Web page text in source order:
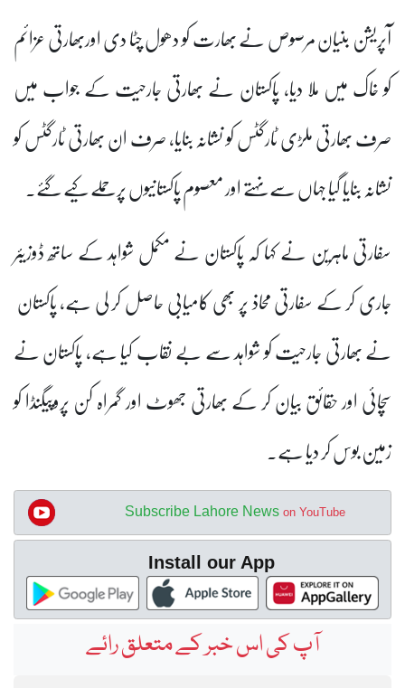
آپریشن بنیان مرصوص نے بھارت کو دھول چٹا دی اوربھارتی عزائم
کو خاک میں ملا دیا، پاکستان نے بھارتی جارحیت کے جواب میں
صرف بھارتی ملڑی ٹارگٹس کو نشانہ بنایا، صرف ان بھارتی ٹارگٹس کو
نشانہ بنایا گیا جہاں سے نہتے اور معصوم پاکستانیوں پرحملے کیے گئے۔
سفارتی ماہرین نے کہا کہ پاکستان نے مکمل شواہد کے ساتھ ڈوزیئر
جاری کر کے سفارتی محاذ پر بھی کامیابی حاصل کر لی ہے، پاکستان
نے بھارتی جارحیت کو شواہد سے بے نقاب کیا ہے، پاکستان نے
سچائی اور حقائق بیان کر کے بھارتی جھوٹ اور گمراہ کن پروپیگنڈا کو
زمین بوس کر دیا ہے۔
Subscribe Lahore News on YouTube
Install our App
آپ کی اس خبر کے متعلق رائے